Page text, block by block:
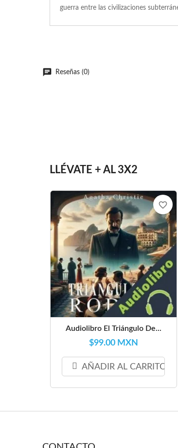
guerra entre las civilizaciones
Reseñas (0)
LLÉVATE + AL 3X2
Audiolibro El Triángulo De...
$99.00 MXN
AÑADIR AL CARRITO
favorite_border